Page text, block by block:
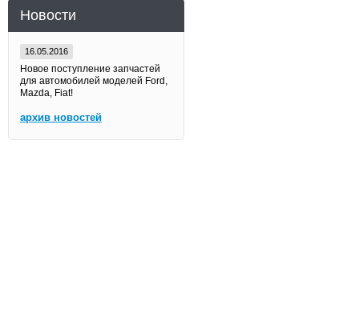
Новости
16.05.2016
Новое поступление запчастей
для автомобилей моделей Ford,
Mazda, Fiat!
архив новостей